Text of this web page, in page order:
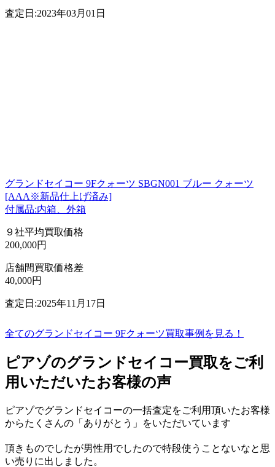
査定日:2023年03月01日
グランドセイコー 9Fクォーツ SBGN001 ブルー クォーツ
[AAA※新品仕上げ済み]
付属品:内箱、外箱
９社平均買取価格
200,000円
店舗間買取価格差
40,000円
査定日:2025年11月17日
全てのグランドセイコー 9Fクォーツ買取事例を見る！
ピアゾのグランドセイコー買取をご利
用いただいたお客様の声
ピアゾでグランドセイコーの一括査定をご利用頂いたお客様
からたくさんの「ありがとう」をいただいています
頂きものでしたが男性用でしたので特段使うことないなと思
い売りに出しました。